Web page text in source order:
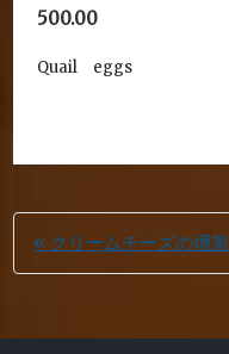
500.00
Quail eggs
投
稿
ナ
« クリームチーズの燻製